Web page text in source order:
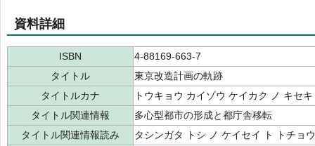
資料詳細
ISBN
4-88169-663-7
タイトル
東京改造計画の軌跡
タイトルカナ
トウキョウ カイゾウ ケイカク ノ キセキ
タイトル関連情報
多心型都市の形成と都庁舎移転
タイトル関連情報読み
タシンガタ トシ ノ ケイセイ ト トチョ